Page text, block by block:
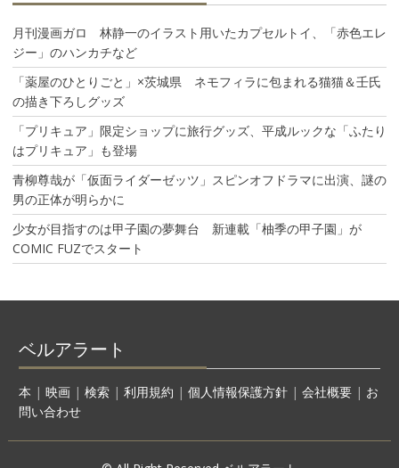
月刊漫画ガロ 林静一のイラスト用いたカプセルトイ、「赤色エレ
ジー」のハンカチなど
「薬屋のひとりごと」×茨城県 ネモフィラに包まれる猫猫＆壬氏
の描き下ろしグッズ
「プリキュア」限定ショップに旅行グッズ、平成ルックな「ふたり
はプリキュア」も登場
青柳尊哉が「仮面ライダーゼッツ」スピンオフドラマに出演、謎の
男の正体が明らかに
少女が目指すのは甲子園の夢舞台 新連載「柚季の甲子園」が
COMIC FUZでスタート
ベルアラート
本 | 映画| 検索| 利用規約 | 個人情報保護方針| 会社概要| お
問い合わせ